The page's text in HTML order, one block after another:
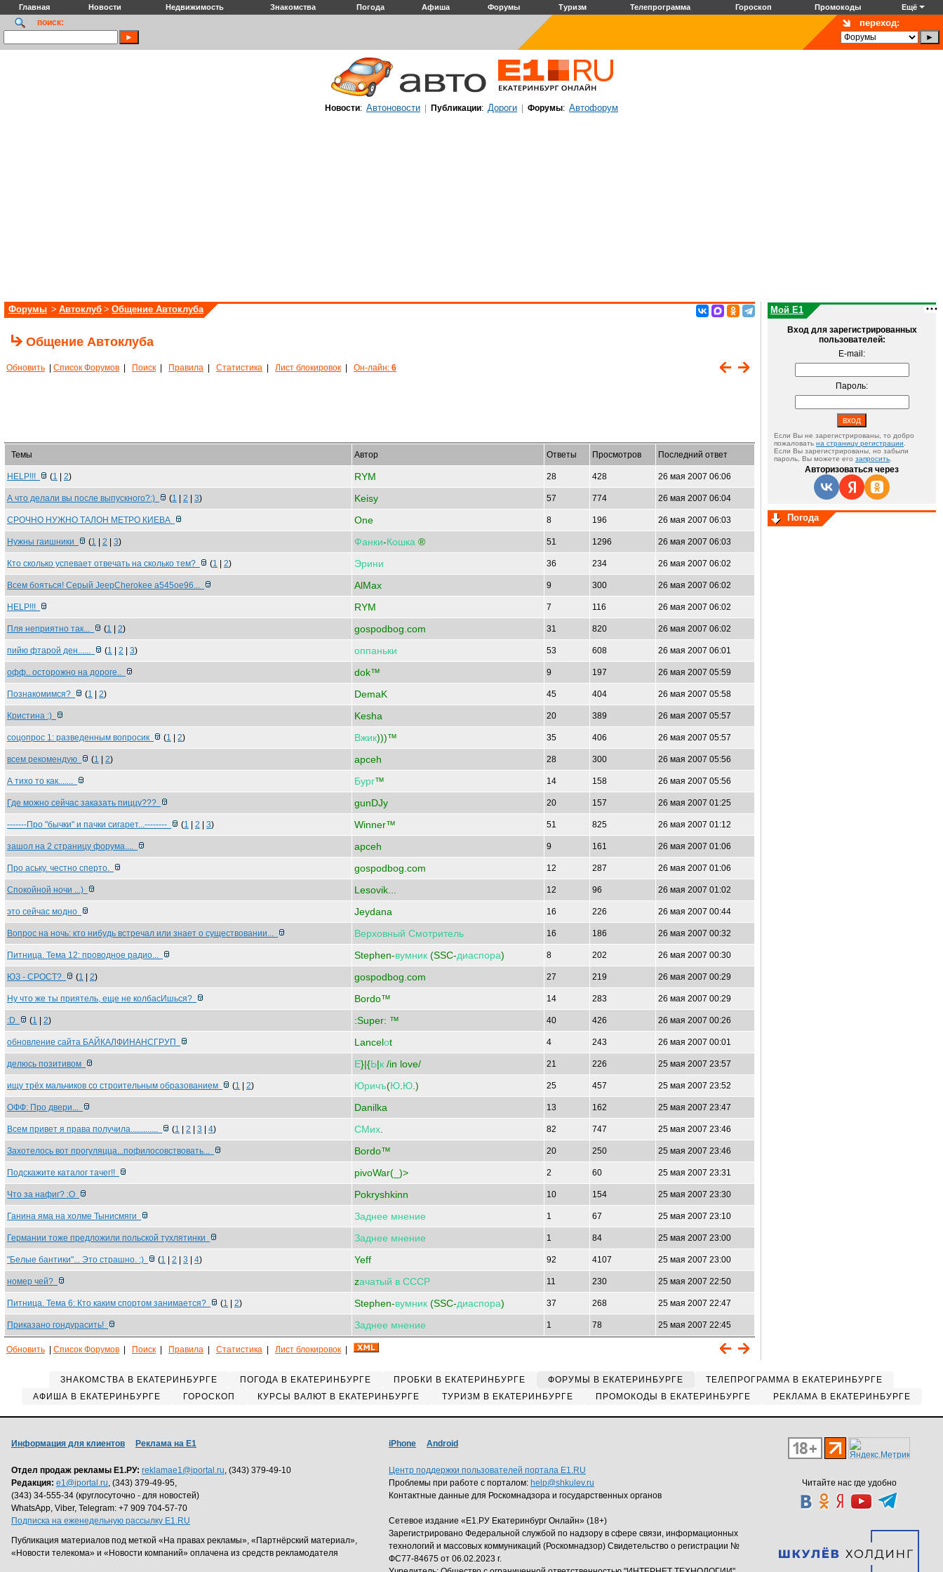
Главная Новости Недвижимость Знакомства Погода Афиша Форумы Туризм Телепрограмма Гороскоп Промокоды Ещё
поиск: переход:
Новости: Автоновости Публикации: Дороги Форумы: Автофорум
Форумы > Автоклуб > Общение Автоклуба
Общение Автоклуба
Обновить Список Форумов Поиск Правила Статистика Лист блокировок Он-лайн: 6
Темы Автор Ответы Просмотров Последний ответ
HELP!!! (1 2) RYM 28 428 26 мая 2007 06:06
А что делали вы после выпускного?:) (1 2 3) Keisy 57 774 26 мая 2007 06:04
СРОЧНО НУЖНО ТАЛОН МЕТРО КИЕВА One 8 196 26 мая 2007 06:03
Нужны гаишники (1 2 3) Фанки-Кошка ® 51 1296 26 мая 2007 06:03
Кто сколько успевает отвечать на сколько тем? (1 2) Эрини 36 234 26 мая 2007 06:02
Всем бояться! Серый JeepCherokee а545ое96... AlMax 9 300 26 мая 2007 06:02
HELP!!! RYM 7 116 26 мая 2007 06:02
Пля неприятно так... (1 2) gospodbog.com 31 820 26 мая 2007 06:02
пийю фтарой ден...... (1 2 3) оппаньки 53 608 26 мая 2007 06:01
офф.. осторожно на дороге.. dok™ 9 197 26 мая 2007 05:59
Познакомимся? (1 2) DemaK 45 404 26 мая 2007 05:58
Кристина :) Kesha 20 389 26 мая 2007 05:57
соцопрос 1: разведенным вопросик (1 2) Вжик)))™ 35 406 26 мая 2007 05:57
всем рекомендую (1 2) apceh 28 300 26 мая 2007 05:56
А тихо то как....... Бург™ 14 158 26 мая 2007 05:56
Где можно сейчас заказать пиццу??? gunDJy 20 157 26 мая 2007 01:25
-------Про "бычки" и пачки сигарет...-------- (1 2 3) Winner™ 51 825 26 мая 2007 01:12
зашол на 2 страницу форума.... apceh 9 161 26 мая 2007 01:06
Про аську. честно сперто. gospodbog.com 12 287 26 мая 2007 01:06
Спокойной ночи ...) Lesovik... 12 96 26 мая 2007 01:02
это сейчас модно Jeydana 16 226 26 мая 2007 00:44
Вопрос на ночь: кто нибудь встречал или знает о существовании... Верховный Смотритель 16 186 26 мая 2007 00:32
Питница. Тема 12: проводное радио... Stephen-вумник (SSC-диаспора) 8 202 26 мая 2007 00:30
ЮЗ - СРОСТ? (1 2) gospodbog.com 27 219 26 мая 2007 00:29
Ну что же ты приятель, еще не колбасИшься? Bordo™ 14 283 26 мая 2007 00:29
:D (1 2) :Super: ™ 40 426 26 мая 2007 00:26
обновление сайта БАЙКАЛФИНАНСГРУП Lancelоt 4 243 26 мая 2007 00:01
делюсь позитивом Е}|{Ь|к /in love/ 21 226 25 мая 2007 23:57
ищу трёх мальчиков со строительным образованием (1 2) Юричъ(Ю Ю .) 25 457 25 мая 2007 23:52
ОФФ: Про двери... Danilka 13 162 25 мая 2007 23:47
Всем привет я права получила............. (1 2 3 4) СМих 82 747 25 мая 2007 23:46
Захотелось вот прогуляцца...пофилосовствовать... Bordo™ 20 250 25 мая 2007 23:46
Подскажите каталог тачег!! pivoWar(_)> 2 60 25 мая 2007 23:31
Что за нафиг? :О Pokryshkinn 10 154 25 мая 2007 23:30
Ганина яма на холме Тынисмяги Заднее мнение 1 67 25 мая 2007 23:10
Германии тоже предложили польской тухлятинки Заднее мнение 1 84 25 мая 2007 23:00
"Белые бантики"... Это страшно. :) (1 2 3 4) Yeff 92 4107 25 мая 2007 23:00
номер чей? zачатый в СССР 11 230 25 мая 2007 22:50
Питница. Тема 6: Кто каким спортом занимается? (1 2) Stephen-вумник (SSC-диаспора) 37 268 25 мая 2007 22:47
Приказано гондурасить! Заднее мнение 1 78 25 мая 2007 22:45
Обновить Список Форумов Поиск Правила Статистика Лист блокировок
Мой E1
Вход для зарегистрированных
пользователей:
E-mail:
Пароль:
Если Вы не зарегистрированы, то добро
пожаловать на страницу регистрации
Если Вы зарегистрированы, но забыли
пароль, Вы можете его запросить
Авторизоваться через
Погода
ЗНАКОМСТВА В ЕКАТЕРИНБУРГЕ ПОГОДА В ЕКАТЕРИНБУРГЕ ПРОБКИ В ЕКАТЕРИНБУРГЕ ФОРУМЫ В ЕКАТЕРИНБУРГЕ
ТЕЛЕПРОГРАММА В ЕКАТЕРИНБУРГЕ
АФИША В ЕКАТЕРИНБУРГЕ
ГОРОСКОП КУРСЫ ВАЛЮТ В ЕКАТЕРИНБУРГЕ ТУРИЗМ В ЕКАТЕРИНБУРГЕ ПРОМОКОДЫ В ЕКАТЕРИНБУРГЕ РЕКЛАМА В ЕКАТЕРИНБУРГЕ
Читайте нас где удобно
Информация для клиентов Реклама на Е1
Отдел продаж рекламы Е1.РУ: reklamae1@iportal.ru, (343) 379-49-10
Редакция: e1@iportal.ru, (343) 379-49-95,
(343) 34-555-34 (круглосуточно - для новостей)
WhatsApp, Viber, Telegram: +7 909 704-57-70
Подписка на еженедельную рассылку E1.RU
Публикация материалов под меткой «На правах рекламы», «Партнёрский материал»,
«Новости телекома» и «Новости компаний» оплачена из средств рекламодателя
iPhone Android
Центр поддержки пользователей портала E1.RU
Проблемы при работе с порталом: help@shkulev.ru
Контактные данные для Роскомнадзора и государственных органов
Сетевое издание «Е1.РУ Екатеринбург Онлайн» (18+)
Зарегистрировано Федеральной службой по надзору в сфере связи, информационных
технологий и массовых коммуникаций (Роскомнадзор) Свидетельство о регистрации №
ФС77-84675 от 06.02.2023 г.